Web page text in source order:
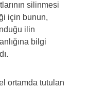
silinmesi
için bunun,
ilin
bilgi
ortamda tutulan